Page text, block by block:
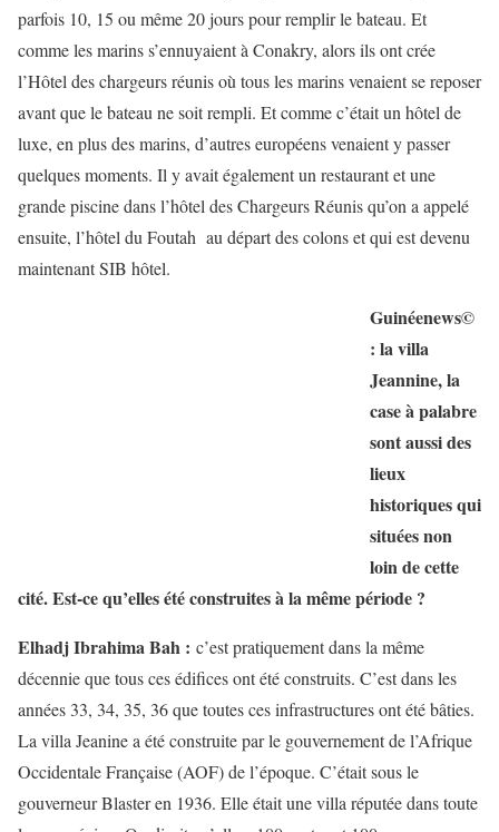
parfois 10, 15 ou même 20 jours pour remplir le bateau. Et
comme les marins s’ennuyaient à Conakry, alors ils ont crée
l’Hôtel des chargeurs réunis où tous les marins venaient se reposer
avant que le bateau ne soit rempli. Et comme c’était un hôtel de
luxe, en plus des marins, d’autres européens venaient y passer
quelques moments. Il y avait également un restaurant et une
grande piscine dans l’hôtel des Chargeurs Réunis qu’on a appelé
ensuite, l’hôtel du Foutah au départ des colons et qui est devenu
maintenant SIB hôtel.
Guinéenews©
: la villa
Jeannine, la
case à palabre
sont aussi des
lieux
historiques qui
situées non
loin de cette
cité. Est-ce qu’elles été construites à la même période ?
Elhadj Ibrahima Bah : c’est pratiquement dans la même
décennie que tous ces édifices ont été construits. C’est dans les
années 33, 34, 35, 36 que toutes ces infrastructures ont été bâties.
La villa Jeanine a été construite par le gouvernement de l’Afrique
Occidentale Française (AOF) de l’époque. C’était sous le
gouverneur Blaster en 1936. Elle était une villa réputée dans toute